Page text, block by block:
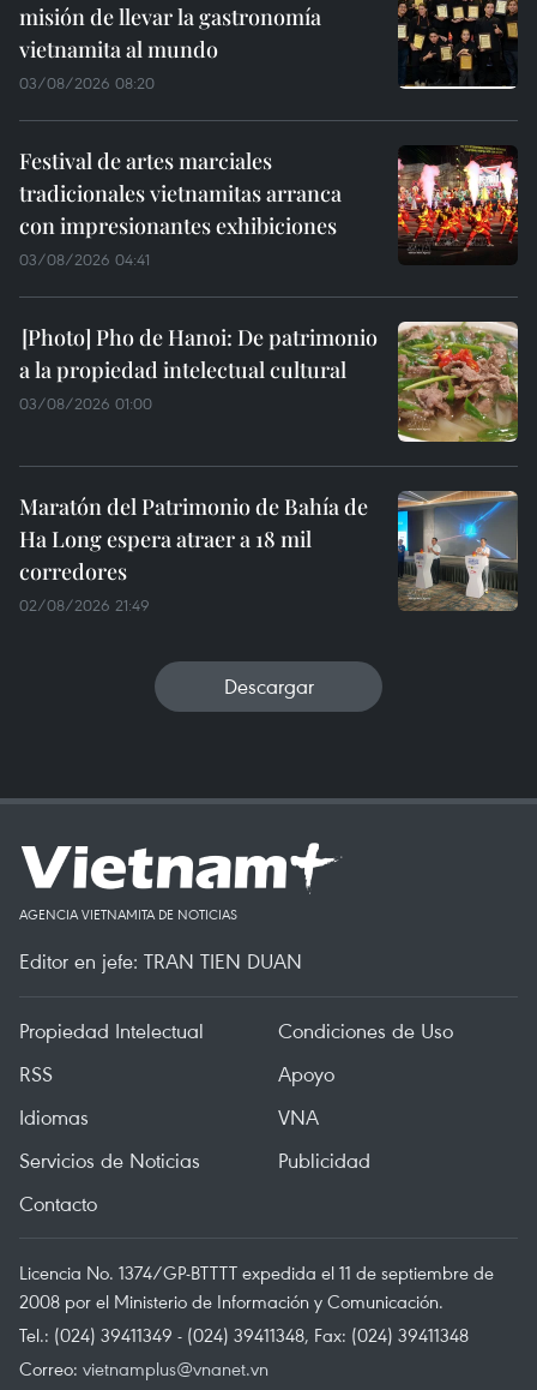
misión de llevar la gastronomía
vietnamita al mundo
03/08/2026 08:20
Festival de artes marciales
tradicionales vietnamitas arranca
con impresionantes exhibiciones
03/08/2026 04:41
Pho de Hanoi: De patrimonio
a la propiedad intelectual cultural
03/08/2026 01:00
Maratón del Patrimonio de Bahía de
Ha Long espera atraer a 18 mil
corredores
02/08/2026 21:49
Descargar
AGENCIA VIETNAMITA DE NOTICIAS
Editor en jefe: TRAN TIEN DUAN
Propiedad Intelectual
Condiciones de Uso
RSS
Apoyo
Idiomas
VNA
Servicios de Noticias
Publicidad
Contacto
Licencia No. 1374/GP-BTTTT expedida el 11 de septiembre de
2008 por el Ministerio de Información y Comunicación.
Tel.: (024) 39411349 - (024) 39411348, Fax: (024) 39411348
Correo: vietnamplus@vnanet.vn